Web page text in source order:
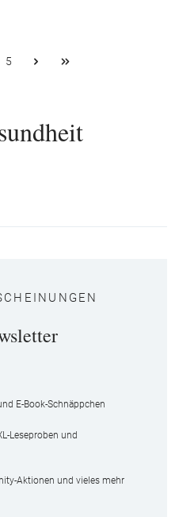
5
E-Book-Schnäppchen
Leseproben und
Aktionen und vieles mehr